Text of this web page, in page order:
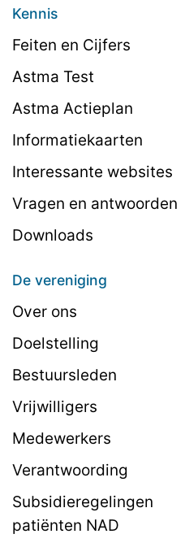
Kennis
Feiten en Cijfers
Astma Test
Astma Actieplan
Informatiekaarten
Interessante websites
Vragen en antwoorden
Downloads
De vereniging
Over ons
Doelstelling
Bestuursleden
Vrijwilligers
Medewerkers
Verantwoording
Subsidieregelingen
patiënten NAD